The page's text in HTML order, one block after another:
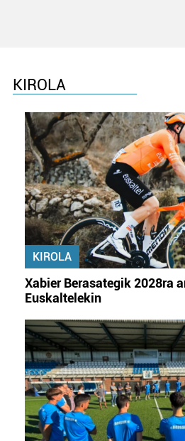
Webgune honek cookie propioak
fitxategiak erabiltzen ditu. Zure
zerbitzuak hobetzeko asmoz,
baliatzen gara. Ohar hau onartuz
erabiltzeko baimen esplizitua
irakurri
KIROLA
KIROLA
Xabier Berasategik 2028ra
Euskaltelekin